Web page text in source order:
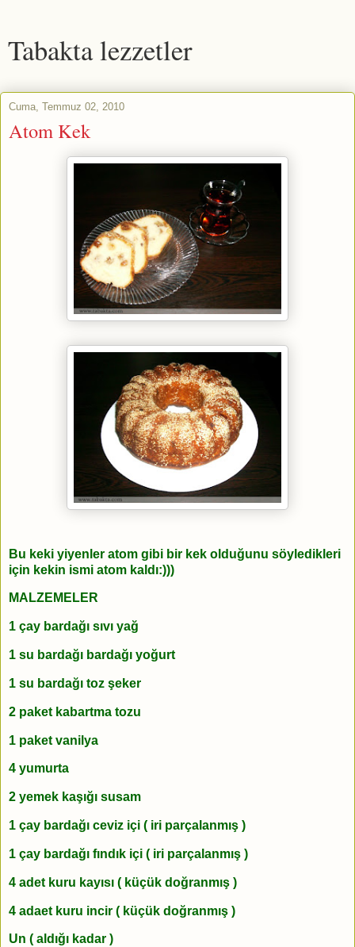
Tabakta lezzetler
Cuma, Temmuz 02, 2010
Atom Kek
Bu keki yiyenler atom gibi bir kek olduğunu söyledikleri
için kekin ismi atom kaldı:)))
MALZEMELER
1 çay bardağı sıvı yağ
1 su bardağı bardağı yoğurt
1 su bardağı toz şeker
2 paket kabartma tozu
1 paket vanilya
4 yumurta
2 yemek kaşığı susam
1 çay bardağı ceviz içi ( iri parçalanmış )
1 çay bardağı fındık içi ( iri parçalanmış )
4 adet kuru kayısı ( küçük doğranmış )
4 adaet kuru incir ( küçük doğranmış )
Un ( aldığı kadar )